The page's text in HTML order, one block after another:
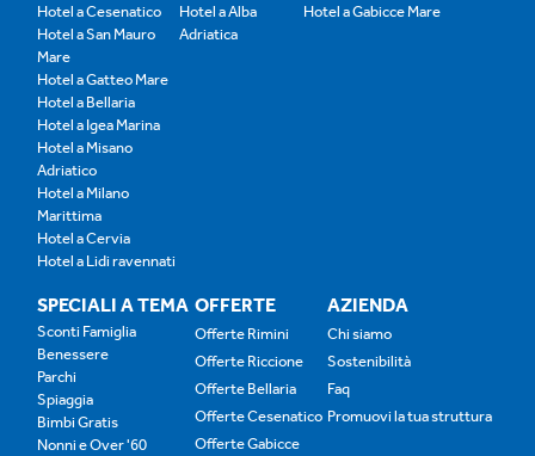
Hotel a Cesenatico
Hotel a San Mauro
Mare
Hotel a Gatteo Mare
Hotel a Bellaria
Hotel a Igea Marina
Hotel a Misano
Adriatico
Hotel a Milano
Marittima
Hotel a Cervia
Hotel a Lidi ravennati
Hotel a Alba
Adriatica
Hotel a Gabicce Mare
SPECIALI A TEMA
Sconti Famiglia
Benessere
Parchi
Spiaggia
Bimbi Gratis
Nonni e Over '60
OFFERTE
Offerte Rimini
Offerte Riccione
Offerte Bellaria
Offerte Cesenatico
Offerte Gabicce
AZIENDA
Chi siamo
Sostenibilità
Faq
Promuovi la tua struttura